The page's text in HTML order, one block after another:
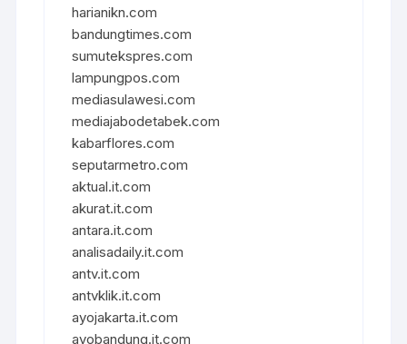
harianikn.com
bandungtimes.com
sumutekspres.com
lampungpos.com
mediasulawesi.com
mediajabodetabek.com
kabarflores.com
seputarmetro.com
aktual.it.com
akurat.it.com
antara.it.com
analisadaily.it.com
antv.it.com
antvklik.it.com
ayojakarta.it.com
ayobandung.it.com